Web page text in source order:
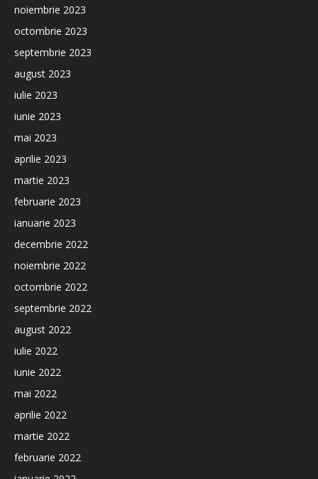
noiembrie 2023
octombrie 2023
septembrie 2023
august 2023
iulie 2023
iunie 2023
mai 2023
aprilie 2023
martie 2023
februarie 2023
ianuarie 2023
decembrie 2022
noiembrie 2022
octombrie 2022
septembrie 2022
august 2022
iulie 2022
iunie 2022
mai 2022
aprilie 2022
martie 2022
februarie 2022